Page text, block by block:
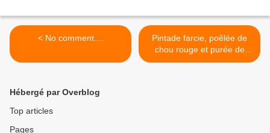
< No comment....
Pintade farcie, poêlée de
chou rouge et purée de
céleri >
Hébergé par Overblog
Top articles
Pages